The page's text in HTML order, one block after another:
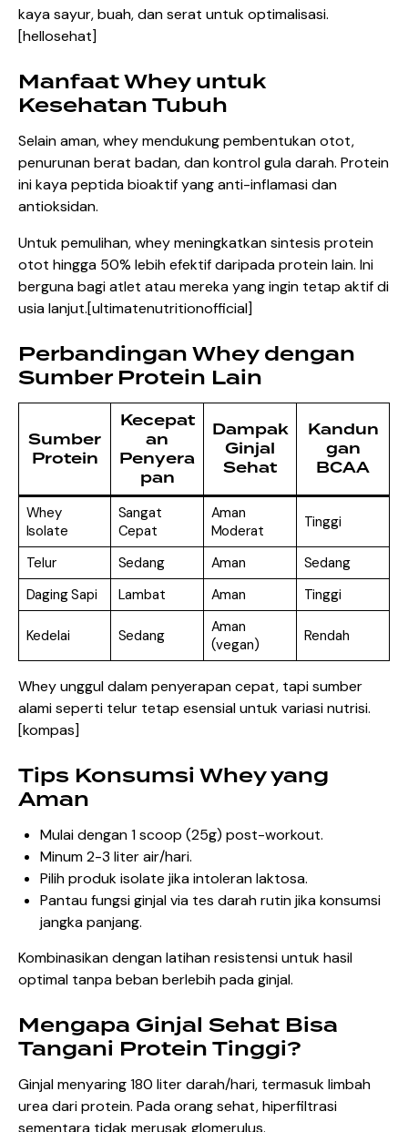
kaya sayur, buah, dan serat untuk optimalisasi.
[hellosehat]​
Manfaat Whey untuk
Kesehatan Tubuh
Selain aman, whey mendukung pembentukan otot,
penurunan berat badan, dan kontrol gula darah. Protein
ini kaya peptida bioaktif yang anti-inflamasi dan
antioksidan.
Untuk pemulihan, whey meningkatkan sintesis protein
otot hingga 50% lebih efektif daripada protein lain. Ini
berguna bagi atlet atau mereka yang ingin tetap aktif di
usia lanjut.[ultimatenutritionofficial]​
Perbandingan Whey dengan
Sumber Protein Lain
Sumber
Protein
Kecepat
an
Penyera
pan
Dampak
Ginjal
Sehat
Kandun
gan
BCAA
Whey
Isolate
Sangat
Cepat
Aman
Moderat
Tinggi
Telur Sedang Aman
Sedang
Daging Sapi
Lambat Aman Tinggi
Kedelai Sedang
Aman
(vegan)
Rendah
Whey unggul dalam penyerapan cepat, tapi sumber
alami seperti telur tetap esensial untuk variasi nutrisi.
[kompas]​
Tips Konsumsi Whey yang
Aman
Mulai dengan 1 scoop (25g) post-workout.
Minum 2-3 liter air/hari.
Pilih produk isolate jika intoleran laktosa.
Pantau fungsi ginjal via tes darah rutin jika konsumsi
jangka panjang.
Kombinasikan dengan latihan resistensi untuk hasil
optimal tanpa beban berlebih pada ginjal.
Mengapa Ginjal Sehat Bisa
Tangani Protein Tinggi?
Ginjal menyaring 180 liter darah/hari, termasuk limbah
urea dari protein. Pada orang sehat, hiperfiltrasi
sementara tidak merusak glomerulus.